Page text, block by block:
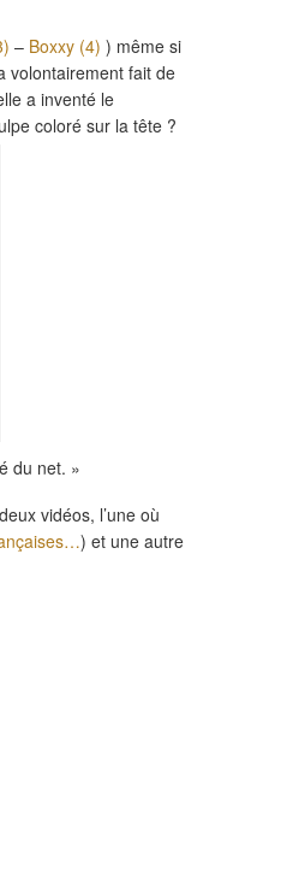
– Boxxy (4) ) même si
volontairement fait de
a inventé le
coloré sur la tête ?
du net. »
vidéos, l’une où
) et une autre